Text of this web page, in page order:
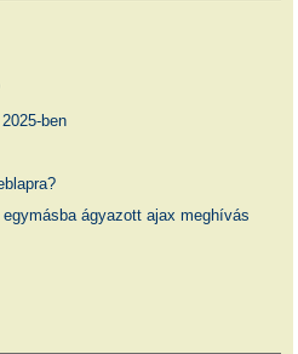
ben
ágyazott ajax meghívás